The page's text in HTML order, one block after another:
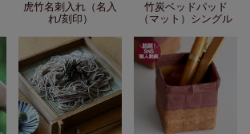
虎竹名刺入れ（名入
れ/刻印）
竹炭ベッドパッド
（マット）シングル